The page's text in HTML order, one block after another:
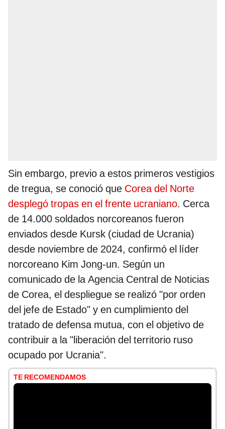
Sin embargo, previo a estos primeros vestigios
de tregua, se conoció que Corea del Norte
desplegó tropas en el frente ucraniano. Cerca
de 14.000 soldados norcoreanos fueron
enviados desde Kursk (ciudad de Ucrania)
desde noviembre de 2024, confirmó el líder
norcoreano Kim Jong-un. Según un
comunicado de la Agencia Central de Noticias
de Corea, el despliegue se realizó "por orden
del jefe de Estado" y en cumplimiento del
tratado de defensa mutua, con el objetivo de
contribuir a la "liberación del territorio ruso
ocupado por Ucrania".
TE RECOMENDAMOS